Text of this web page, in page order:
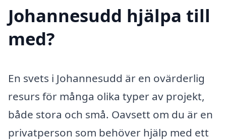
Johannesudd hjälpa till
med?
En svets i Johannesudd är en ovärderlig
resurs för många olika typer av projekt,
både stora och små. Oavsett om du är en
privatperson som behöver hjälp med ett